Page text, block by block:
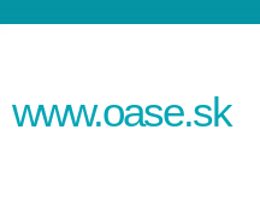
www.oase.sk